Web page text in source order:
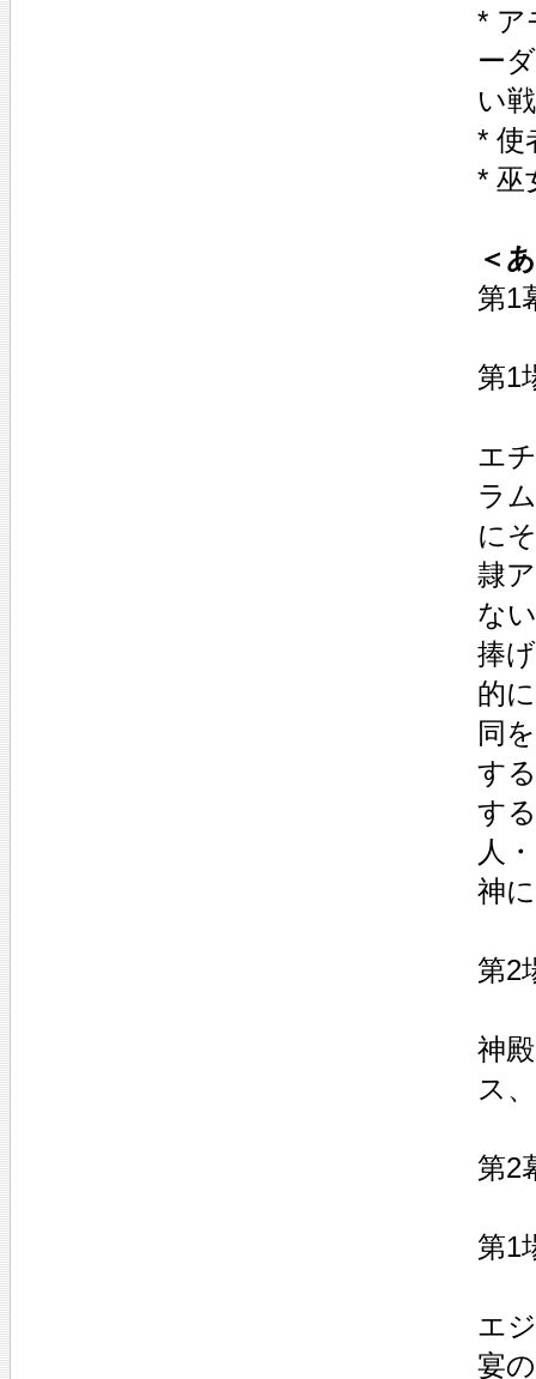
* ア
ー
い
* 使
* 巫
＜
第1
第1
エ
ラ
に
隷
な
捧
的
同
す
す
人
神
第2
神
ス
第2
第1
エ
宴